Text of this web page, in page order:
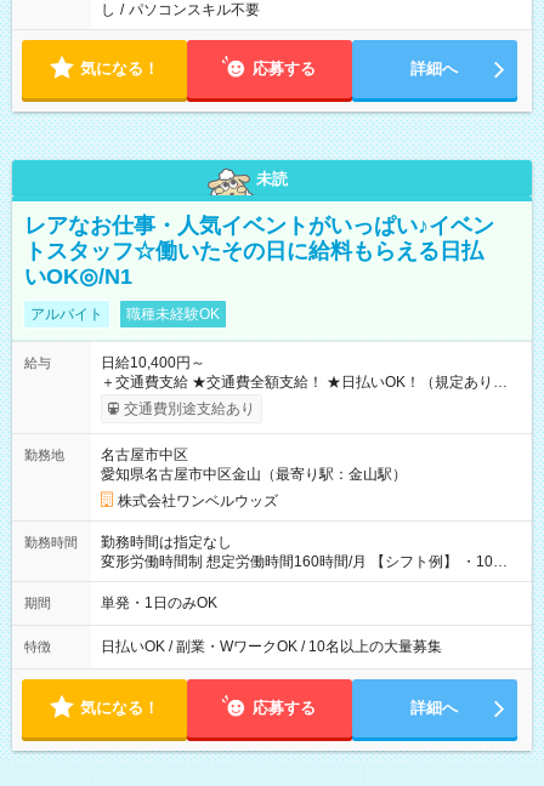
し / パソコンスキル不要
気になる！ 応募する 詳細へ
未読
レアなお仕事・人気イベントがいっぱい♪イベン
トスタッフ☆働いたその日に給料もらえる日払
いOK◎/N1
アルバイト 職種未経験OK
給与
日給10,400円～
＋交通費支給 ★交通費全額支給！ ★日払いOK！（規定あり） ┗
働いたその日に現金GET♪ お仕事後はコンビニATMから 日払
交通費別途支給あり
勤務地
名古屋市中区
愛知県名古屋市中区金山（最寄り駅：金山駅）
株式会社ワンベルウッズ
勤務時間
勤務時間は指定なし
変形労働時間制 想定労働時間160時間/月 【シフト例】 ・10：
00～20：00
期間 単発・1日のみOK
特徴 日払いOK / 副業・WワークOK / 10名以上の大量募集
気になる！ 応募する 詳細へ